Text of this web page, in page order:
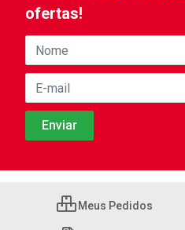
ofertas!
Meus Pedidos